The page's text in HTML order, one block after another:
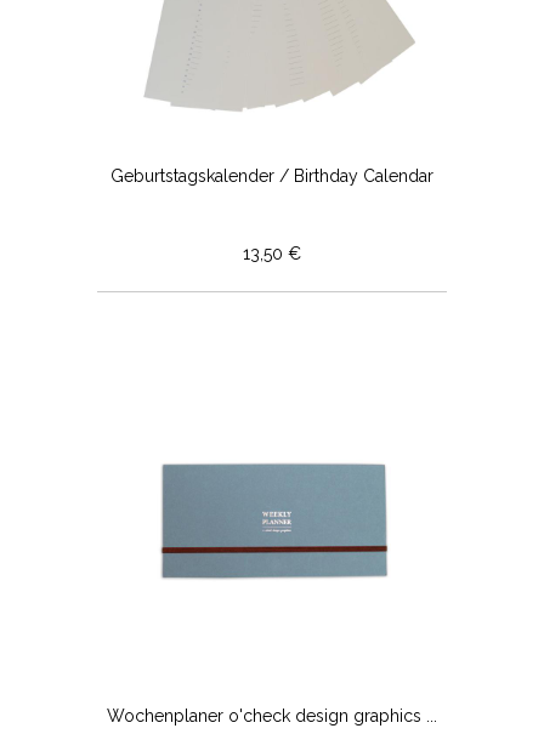
Geburtstagskalender / Birthday Calendar
13,50 €
Wochenplaner o'check design graphics ...